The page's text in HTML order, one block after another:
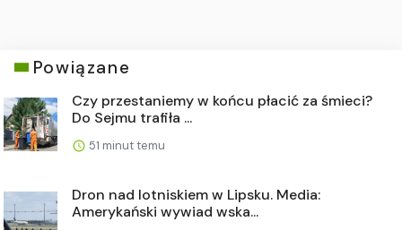
Powiązane
Czy przestaniemy w końcu płacić za śmieci?
Do Sejmu trafiła ...
51 minut temu
Dron nad lotniskiem w Lipsku. Media:
Amerykański wywiad wska...